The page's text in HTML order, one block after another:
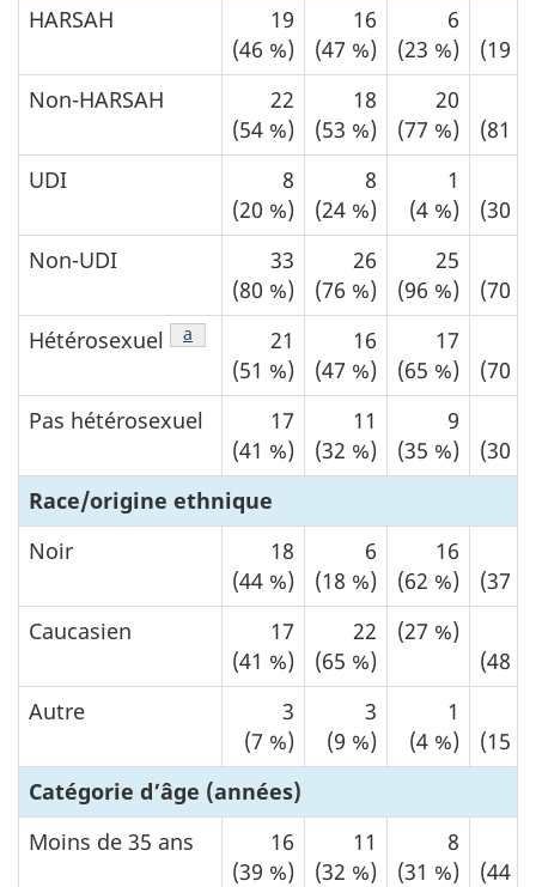
HARSAH
19
(46 %)
16
(47 %)
6
(23 %)
(19
Non-HARSAH
22
(54 %)
18
(53 %)
20
(77 %)
(81
UDI
8
(20 %)
8
(24 %)
1
(4 %)
(30
Non-UDI
33
(80 %)
26
(76 %)
25
(96 %)
(70
Hétérosexuel
Note de bas de page
a
21
(51 %)
16
(47 %)
17
(65 %)
(70
Pas hétérosexuel
17
(41 %)
11
(32 %)
9
(35 %)
(30
Race/origine ethnique
Noir
18
(44 %)
6
(18 %)
16
(62 %)
(37
Caucasien
17
(41 %)
22
(65 %)
(27 %)
(48
Autre
3
(7 %)
3
(9 %)
1
(4 %)
(15
Catégorie d’âge (années)
Moins de 35 ans
16
(39 %)
11
(32 %)
8
(31 %)
(44